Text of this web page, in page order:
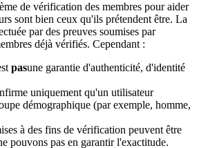
de vérification des membres pour aider
sont bien ceux qu'ils prétendent être. La
par des preuves soumises par
déjà vérifiés. Cependant :
pasune garantie d'authenticité, d'identité
uniquement qu'un utilisateur
démographique (par exemple, homme,
à des fins de vérification peuvent être
pouvons pas en garantir l'exactitude.